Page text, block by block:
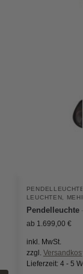
LEUCHTEN
Pendelleuchte
ab 1.699,00 €
inkl. MwSt.
zzgl.
Lieferzeit: 4 - 5